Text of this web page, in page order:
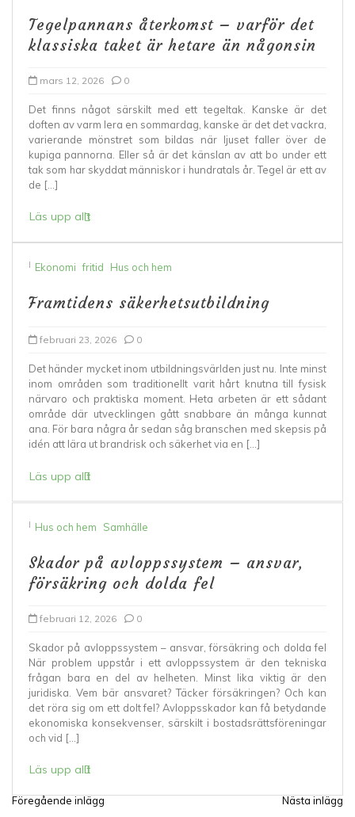
Tegelpannans återkomst – varför det
klassiska taket är hetare än någonsin
mars 12, 2026 0
Det finns något särskilt med ett tegeltak. Kanske är det
doften av varm lera en sommardag, kanske är det det vackra,
varierande mönstret som bildas när ljuset faller över de
kupiga pannorna. Eller så är det känslan av att bo under ett
tak som har skyddat människor i hundratals år. Tegel är ett av
de […]
Läs upp allt
I Ekonomi fritid Hus och hem
Framtidens säkerhetsutbildning
februari 23, 2026 0
Det händer mycket inom utbildningsvärlden just nu. Inte minst
inom områden som traditionellt varit hårt knutna till fysisk
närvaro och praktiska moment. Heta arbeten är ett sådant
område där utvecklingen gått snabbare än många kunnat
ana. För bara några år sedan såg branschen med skepsis på
idén att lära ut brandrisk och säkerhet via en […]
Läs upp allt
I Hus och hem Samhälle
Skador på avloppssystem – ansvar,
försäkring och dolda fel
februari 12, 2026 0
Skador på avloppssystem – ansvar, försäkring och dolda fel
När problem uppstår i ett avloppssystem är den tekniska
frågan bara en del av helheten. Minst lika viktig är den
juridiska. Vem bär ansvaret? Täcker försäkringen? Och kan
det röra sig om ett dolt fel? Avloppsskador kan få betydande
ekonomiska konsekvenser, särskilt i bostadsrättsföreningar
och vid […]
Läs upp allt
I
Föregående inlägg Nästa inlägg